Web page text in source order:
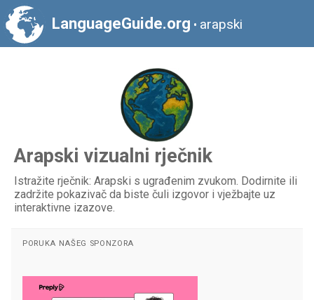
LanguageGuide.org • arapski
Arapski vizualni rječnik
Istražite rječnik: Arapski s ugrađenim zvukom. Dodirnite ili
zadržite pokazivač da biste čuli izgovor i vježbajte uz
interaktivne izazove.
PORUKA NAŠEG SPONZORA